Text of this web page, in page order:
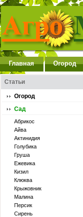
Главная Огород
Статьи
Огород
Сад
Абрикос
Айва
Актинидия
Голубика
Груша
Ежевика
Кизил
Клюква
Крыжовник
Малина
Персик
Сирень